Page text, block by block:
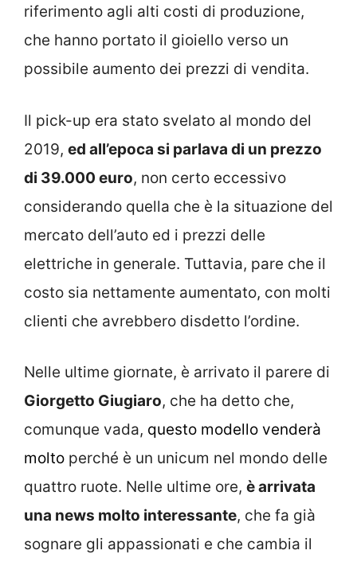
riferimento agli alti costi di produzione,
che hanno portato il gioiello verso un
possibile aumento dei prezzi di vendita.
Il pick-up era stato svelato al mondo del
2019, ed all’epoca si parlava di un prezzo
di 39.000 euro, non certo eccessivo
considerando quella che è la situazione del
mercato dell’auto ed i prezzi delle
elettriche in generale. Tuttavia, pare che il
costo sia nettamente aumentato, con molti
clienti che avrebbero disdetto l’ordine.
Nelle ultime giornate, è arrivato il parere di
Giorgetto Giugiaro, che ha detto che,
comunque vada, questo modello venderà
molto perché è un unicum nel mondo delle
quattro ruote. Nelle ultime ore, è arrivata
una news molto interessante, che fa già
sognare gli appassionati e che cambia il